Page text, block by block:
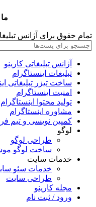
تمام حقوق برای آژانس
آژانس تبلیغاتی کارینو
تبلیغات اینستاگرام
ساخت تیزر تبلیغاتی
امنیت اینستاگرام
تولید محتوا اینستاگرام
مشاوره اینستاگرام
کمپین نویسی و تیم
لوگو
طراحی لوگو
ساخت لوگو
خدمات سایت
خدمات سئو
طراحی سایت
مجله کارینو
ورود / ثبت نام